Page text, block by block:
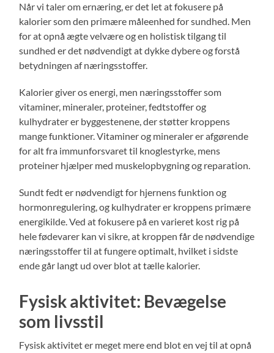
Når vi taler om ernæring, er det let at fokusere på
kalorier som den primære måleenhed for sundhed. Men
for at opnå ægte velvære og en holistisk tilgang til
sundhed er det nødvendigt at dykke dybere og forstå
betydningen af næringsstoffer.
Kalorier giver os energi, men næringsstoffer som
vitaminer, mineraler, proteiner, fedtstoffer og
kulhydrater er byggestenene, der støtter kroppens
mange funktioner. Vitaminer og mineraler er afgørende
for alt fra immunforsvaret til knoglestyrke, mens
proteiner hjælper med muskelopbygning og reparation.
Sundt fedt er nødvendigt for hjernens funktion og
hormonregulering, og kulhydrater er kroppens primære
energikilde. Ved at fokusere på en varieret kost rig på
hele fødevarer kan vi sikre, at kroppen får de nødvendige
næringsstoffer til at fungere optimalt, hvilket i sidste
ende går langt ud over blot at tælle kalorier.
Fysisk aktivitet: Bevægelse
som livsstil
Fysisk aktivitet er meget mere end blot en vej til at opnå